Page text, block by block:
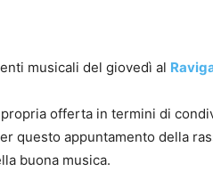
musicali del giovedì al
offerta in termini di
questo appuntamento della
buona musica.